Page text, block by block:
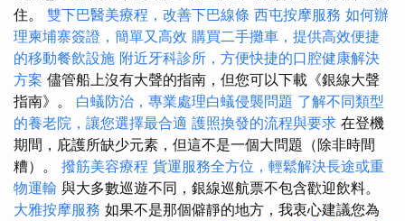
住。 雙下巴醫美療程，改善下巴線條 西屯按摩服務 如何辦
理柬埔寨簽證，簡單又高效 購買二手攤車，提供高效便捷
的移動餐飲設施 附近牙科診所，方便快捷的口腔健康解決
方案 儘管船上沒有大聲的​​指南，但您可以下載《銀線大聲
指南》。 白蟻防治，專業處理白蟻侵襲問題 了解不同類型
的養老院，讓您選擇最合適 護照換發的流程與要求 在登機
期間，庇護所缺少元素，但這不是一個大問題（除非時間
糟）。 撥筋美容療程 貨運服務全方位，輕鬆解決長途或重
物運輸 與大多數巡遊不同，銀線巡航票不包含歡迎飲料。
大雅按摩服務 如果不是那個僻靜的地方，我衷心建議您為